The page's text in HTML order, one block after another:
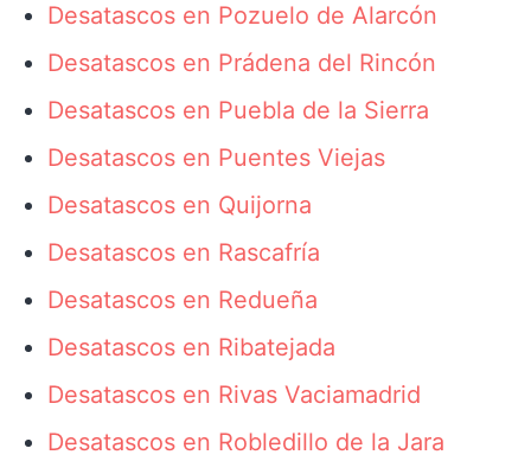
Desatascos en Pozuelo de Alarcón
Desatascos en Prádena del Rincón
Desatascos en Puebla de la Sierra
Desatascos en Puentes Viejas
Desatascos en Quijorna
Desatascos en Rascafría
Desatascos en Redueña
Desatascos en Ribatejada
Desatascos en Rivas Vaciamadrid
Desatascos en Robledillo de la Jara